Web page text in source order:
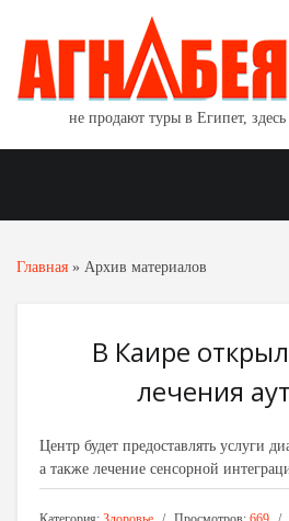
не продают туры в Египет,
Главная » Архив материалов
В Каире
лечения
Центр будет предоставлять услуги
а также лечение сенсорной